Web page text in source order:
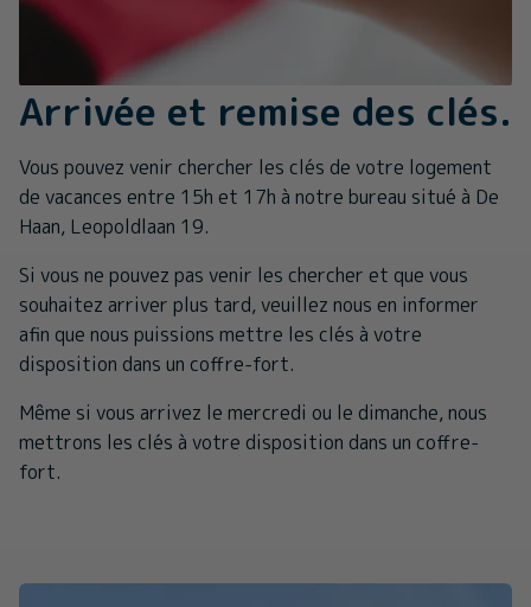
Arrivée et remise des clés.
Vous pouvez venir chercher les clés de votre logement
de vacances entre 15h et 17h à notre bureau situé à De
Haan, Leopoldlaan 19.
Si vous ne pouvez pas venir les chercher et que vous
souhaitez arriver plus tard, veuillez nous en informer
afin que nous puissions mettre les clés à votre
disposition dans un coffre-fort.
Même si vous arrivez le mercredi ou le dimanche, nous
mettrons les clés à votre disposition dans un coffre-
fort.